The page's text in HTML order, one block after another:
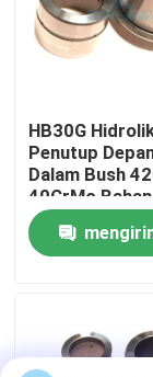
Produk
Tampilan VR
Tentang kami
Tur Pabrik
Kontrol
HB30G
Penutup
Dalam Bush
40CrMo Bahan